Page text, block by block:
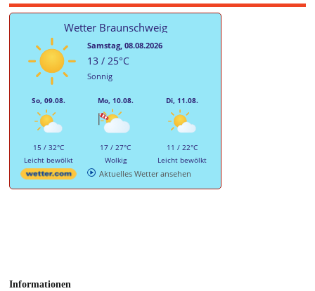
Wetter Braunschweig
Samstag, 08.08.2026
13 / 25°C
Sonnig
So, 09.08.
15 / 32°C
Leicht bewölkt
Mo, 10.08.
17 / 27°C
Wolkig
Di, 11.08.
11 / 22°C
Leicht bewölkt
Aktuelles Wetter ansehen
Informationen